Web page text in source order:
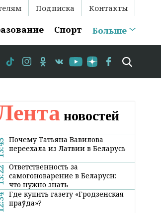
Подписка Контакты
Спорт Больше
583-35-86 // В Гродно временно
новостей
Почему Татьяна Вавилова
переехала из Латвии в Беларусь
Ответственность за
самогоноварение в Беларуси:
что нужно знать
Где купить газету «Гродзенская
праўда»?